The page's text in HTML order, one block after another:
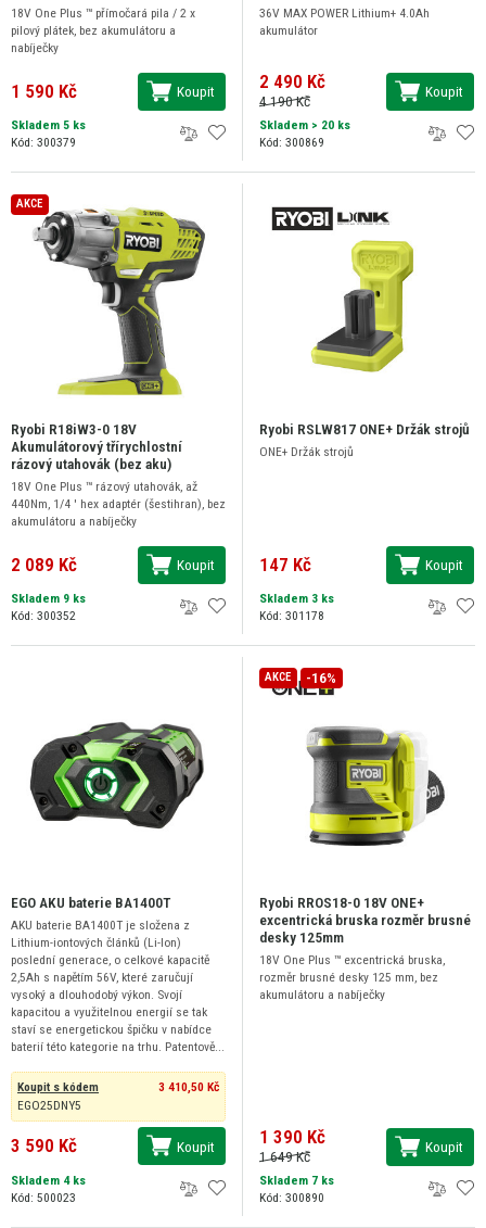
18V One Plus ™ přímočará pila / 2 x
pilový plátek, bez akumulátoru a
nabíječky
1 590 Kč Koupit
Skladem 5 ks
Kód: 300379
36V MAX POWER Lithium+ 4.0Ah
akumulátor
2 490 Kč
4 190 Kč
Koupit
Skladem > 20 ks
Kód: 300869
AKCE
Ryobi R18iW3-0 18V
Akumulátorový třírychlostní
rázový utahovák (bez aku)
18V One Plus ™ rázový utahovák, až
440Nm, 1/4 ' hex adaptér (šestihran), bez
akumulátoru a nabíječky
2 089 Kč Koupit
Skladem 9 ks
Kód: 300352
Ryobi RSLW817 ONE+ Držák strojů
ONE+ Držák strojů
147 Kč Koupit
Skladem 3 ks
Kód: 301178
EGO AKU baterie BA1400T
AKU baterie BA1400T je složena z
Lithium-iontových článků (Li-Ion)
poslední generace, o celkové kapacitě
2,5Ah s napětím 56V, které zaručují
vysoký a dlouhodobý výkon. Svojí
kapacitou a využitelnou energií se tak
staví se energetickou špičku v nabídce
baterií této kategorie na trhu. Patentově...
Koupit s kódem
EGO25DNY5
3 410,50 Kč
3 590 Kč Koupit
Skladem 4 ks
Kód: 500023
AKCE -16%
Ryobi RROS18-0 18V ONE+
excentrická bruska rozměr brusné
desky 125mm
18V One Plus ™ excentrická bruska,
rozměr brusné desky 125 mm, bez
akumulátoru a nabíječky
1 390 Kč
1 649 Kč
Koupit
Skladem 7 ks
Kód: 300890